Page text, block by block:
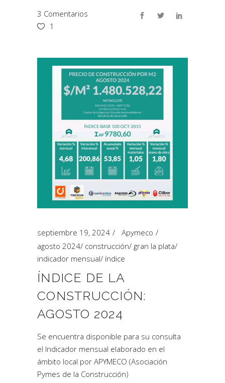
3 Comentarios
1
septiembre 19, 2024
Apymeco
agosto 2024/ construcción/ gran la plata/
indicador mensual/ índice
ÍNDICE DE LA
CONSTRUCCIÓN:
AGOSTO 2024
Se encuentra disponible para su consulta
el Indicador mensual elaborado en el
ámbito local por APYMECO (Asociación
Pymes de la Construcción)